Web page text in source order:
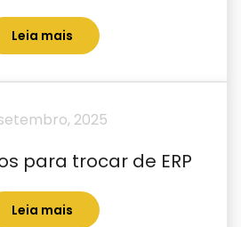
Leia mais
2025
para trocar de ERP
Leia mais